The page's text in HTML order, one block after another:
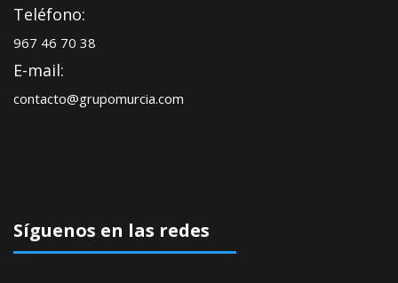
Teléfono:
967 46 70 38
E-mail:
contacto@grupomurcia.com
Síguenos en las redes